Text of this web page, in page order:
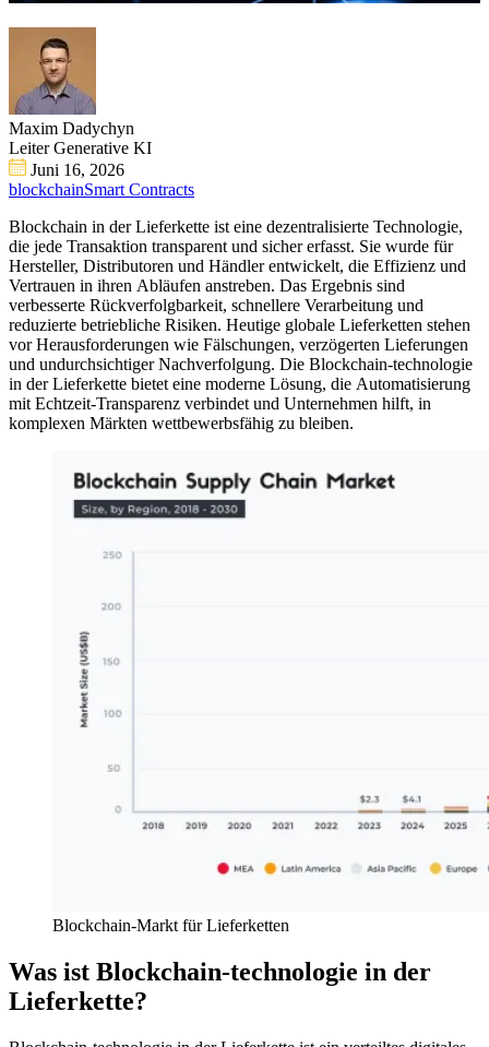
Maxim Dadychyn
Leiter Generative KI
Juni 16, 2026
blockchainSmart Contracts
Blockchain in der Lieferkette ist eine dezentralisierte Technologie,
die jede Transaktion transparent und sicher erfasst. Sie wurde für
Hersteller, Distributoren und Händler entwickelt, die Effizienz und
Vertrauen in ihren Abläufen anstreben. Das Ergebnis sind
verbesserte Rückverfolgbarkeit, schnellere Verarbeitung und
reduzierte betriebliche Risiken. Heutige globale Lieferketten stehen
vor Herausforderungen wie Fälschungen, verzögerten Lieferungen
und undurchsichtiger Nachverfolgung. Die Blockchain-technologie
in der Lieferkette bietet eine moderne Lösung, die Automatisierung
mit Echtzeit-Transparenz verbindet und Unternehmen hilft, in
komplexen Märkten wettbewerbsfähig zu bleiben.
Blockchain-Markt für Lieferketten
Was ist Blockchain-technologie in der
Lieferkette?